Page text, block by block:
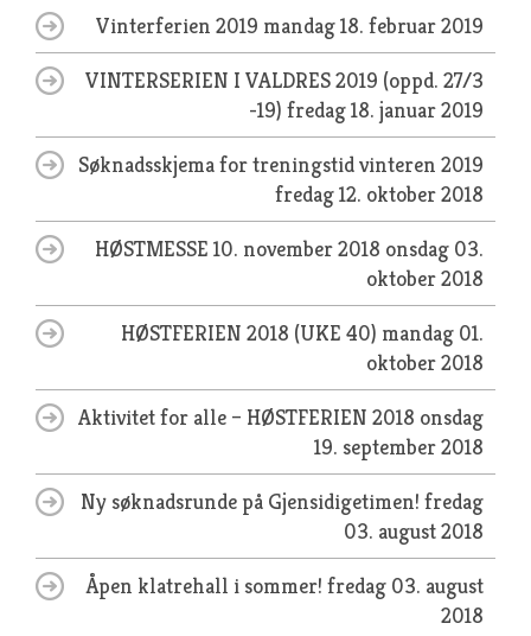
Vinterferien 2019 mandag 18. februar 2019
VINTERSERIEN I VALDRES 2019 (oppd. 27/3
-19) fredag 18. januar 2019
Søknadsskjema for treningstid vinteren 2019
fredag 12. oktober 2018
HØSTMESSE 10. november 2018 onsdag 03.
oktober 2018
HØSTFERIEN 2018 (UKE 40) mandag 01.
oktober 2018
Aktivitet for alle – HØSTFERIEN 2018 onsdag
19. september 2018
Ny søknadsrunde på Gjensidigetimen! fredag
03. august 2018
Åpen klatrehall i sommer! fredag 03. august
2018